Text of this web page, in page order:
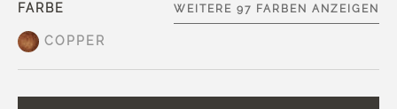
FARBE
COPPER
WEITERE 97 FARBEN ANZEIGEN